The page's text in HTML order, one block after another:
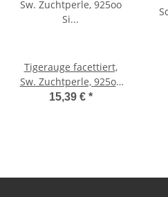
Tigerauge facettiert,
Sw. Zuchtperle, 925oo
Si Schloß verg., ca. 43
15,39 € *